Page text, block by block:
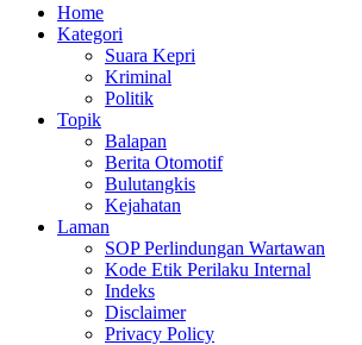
Home
Kategori
Suara Kepri
Kriminal
Politik
Topik
Balapan
Berita Otomotif
Bulutangkis
Kejahatan
Laman
SOP Perlindungan Wartawan
Kode Etik Perilaku Internal
Indeks
Disclaimer
Privacy Policy